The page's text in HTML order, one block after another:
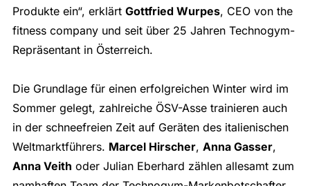
Produkte ein“, erklärt Gottfried Wurpes, CEO von the
fitness company und seit über 25 Jahren Technogym-
Repräsentant in Österreich.
Die Grundlage für einen erfolgreichen Winter wird im
Sommer gelegt, zahlreiche ÖSV-Asse trainieren auch
in der schneefreien Zeit auf Geräten des italienischen
Weltmarktführers. Marcel Hirscher, Anna Gasser,
Anna Veith oder Julian Eberhard zählen allesamt zum